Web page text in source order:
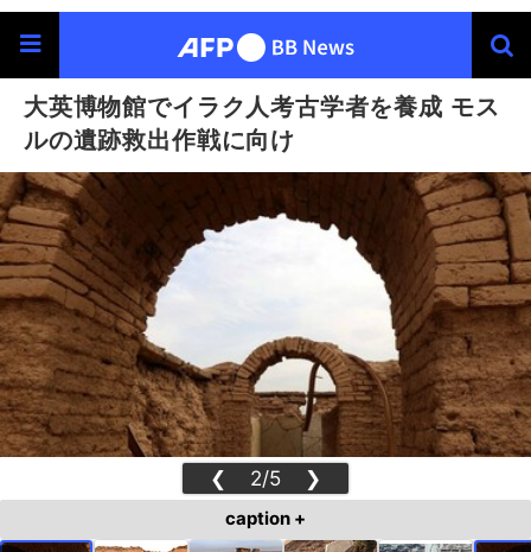
大英博物館でイラク人考古学者を養成 モス
ルの遺跡救出作戦に向け
❮ 2/5 ❯
caption +